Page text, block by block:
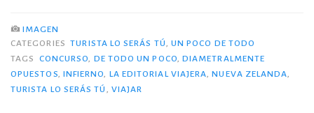
Zelanda»
c
e
b
o
w
te
r
p
ar
IMAGEN
CATEGORIES TURISTA LO SERÁS TÚ
UN POCO DE TODO
TAGS
CONCURSO DE TODO UN POCO DIAMETRALMENTE
OPUESTOS INFIERNO LA EDITORIAL VIAJERA ,NUEVA ZELANDA
TURISTA LO SERÁS TÚ
VIAJAR